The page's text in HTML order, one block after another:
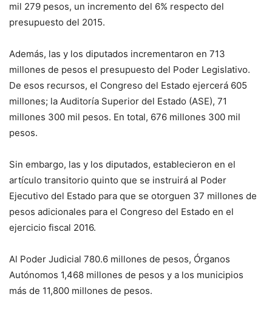
mil 279 pesos, un incremento del 6% respecto del
presupuesto del 2015.
Además, las y los diputados incrementaron en 713
millones de pesos el presupuesto del Poder Legislativo.
De esos recursos, el Congreso del Estado ejercerá 605
millones; la Auditoría Superior del Estado (ASE), 71
millones 300 mil pesos. En total, 676 millones 300 mil
pesos.
Sin embargo, las y los diputados, establecieron en el
artículo transitorio quinto que se instruirá al Poder
Ejecutivo del Estado para que se otorguen 37 millones de
pesos adicionales para el Congreso del Estado en el
ejercicio fiscal 2016.
Al Poder Judicial 780.6 millones de pesos, Órganos
Autónomos 1,468 millones de pesos y a los municipios
más de 11,800 millones de pesos.